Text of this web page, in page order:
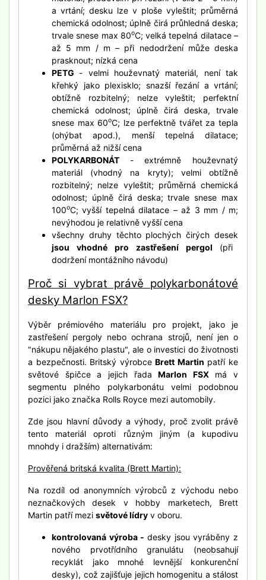
a vrtání; desku lze v ploše vyleštit; průměrná
chemická odolnost; úplně čirá průhledná deska;
trvale snese max 80oC; velká tepelná dilatace –
až 5 mm / m – při nedodržení může deska
prasknout; nízká cena
PETG - velmi houževnatý materiál, není tak
křehký jako plexisklo; snazší řezání a vrtání;
obtížně rozbitelný; nelze vyleštit; perfektní
chemická odolnost; úplně čirá deska, trvale
snese max 60oC; lze perfektně tvářet za tepla
(ohýbat apod.), menší tepelná dilatace;
průměrná až nižší cena
POLYKARBONÁT - extrémně houževnatý
materiál (vhodný na kryty); velmi obtížně
rozbitelný; nelze vyleštit; průměrná chemická
odolnost; úplně čirá deska; trvale snese max
100oC; vyšší tepelná dilatace – až 3 mm / m;
nevýhodou je relativně vyšší cena
všechny druhy těchto plochých čirých desek
jsou vhodné pro zastřešení pergol (při
dodržení montážního návodu)
Proč si vybrat právě polykarbonátové
desky Marlon FSX?
Výběr prémiového materiálu pro projekt, jako je
zastřešení pergoly nebo ochrana strojů, není jen o
"nákupu nějakého plastu", ale o investici do životnosti
a bezpečnosti. Britský výrobceBrett Martin patří ke
světové špičce a jejich řadaMarlon FSXmá v
segmentu plného polykarbonátu velmi podobnou
pozici jako značka Rolls Royce mezi automobily.
Zde jsou hlavní důvody a výhody, proč zvolit právě
tento materiál oproti různým jiným (a kupodivu
mnohdy i dražším) alternativám:
Prověřená britská kvalita (Brett Martin):
Na rozdíl od anonymních výrobců z východu nebo
neznačkových desek v hobby marketech, Brett
Martin patří mezi světové lídry v oboru.
kontrolovaná výroba - desky jsou vyráběny z
nového prvotřídního granulátu (neobsahují
recyklát jako mnohé levnější konkurenční
desky), což zajišťuje jejich homogenitu a stálost